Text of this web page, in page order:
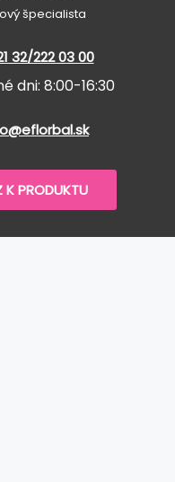
špecialista
32/222 03 00
dni: 8:00-16:30
K PRODUKTU